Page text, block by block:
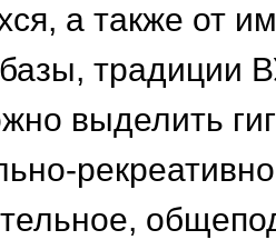
а также от
традиции
выделить